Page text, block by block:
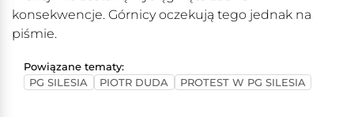
konsekwencje. Górnicy oczekują tego jednak na
piśmie.
Powiązane tematy:
PG SILESIA
PIOTR DUDA PROTEST W PG SILESIA